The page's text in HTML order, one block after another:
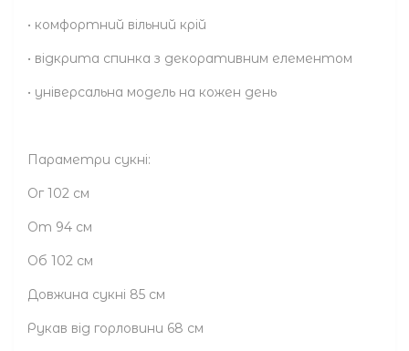
• комфортний вільний крій
• відкрита спинка з декоративним елементом
• універсальна модель на кожен день
Параметри сукні:
Ог 102 см
От 94 см
Об 102 см
Довжина сукні 85 см
Рукав від горловини 68 см